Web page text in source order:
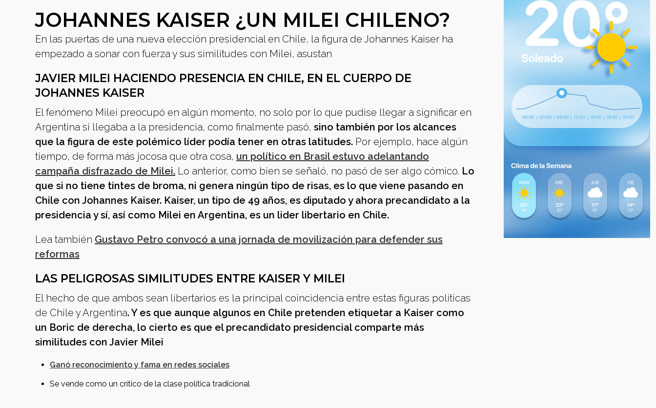
JOHANNES KAISER ¿UN MILEI CHILENO?
En las puertas de una nueva elección presidencial en Chile, la figura de Johannes Kaiser ha
empezado a sonar con fuerza y sus similitudes con Milei, asustan
JAVIER MILEI HACIENDO PRESENCIA EN CHILE, EN EL CUERPO DE
JOHANNES KAISER
El fenómeno Milei preocupó en algún momento, no solo por lo que pudise llegar a significar en
Argentina si llegaba a la presidencia, como finalmente pasó, sino también por los alcances
que la figura de este polémico líder podía tener en otras latitudes. Por ejemplo, hace algún
tiempo, de forma más jocosa que otra cosa, un político en Brasil estuvo adelantando
campaña disfrazado de Milei. Lo anterior, como bien se señaló, no pasó de ser algo cómico. Lo
que si no tiene tintes de broma, ni genera ningún tipo de risas, es lo que viene pasando en
Chile con Johannes Kaiser. Kaiser, un tipo de 49 años, es diputado y ahora precandidato a la
presidencia y sí, así como Milei en Argentina, es un lider libertario en Chile.
Lea también Gustavo Petro convocó a una jornada de movilización para defender sus
reformas
LAS PELIGROSAS SIMILITUDES ENTRE KAISER Y MILEI
El hecho de que ambos sean libertarios es la principal coincidencia entre estas figuras políticas
de Chile y Argentina. Y es que aunque algunos en Chile pretenden etiquetar a Kaiser como
un Boric de derecha, lo cierto es que el precandidato presidencial comparte más
similitudes con Javier Milei
Ganó reconocimiento y fama en redes sociales
Se vende como un crítico de la clase política tradicional